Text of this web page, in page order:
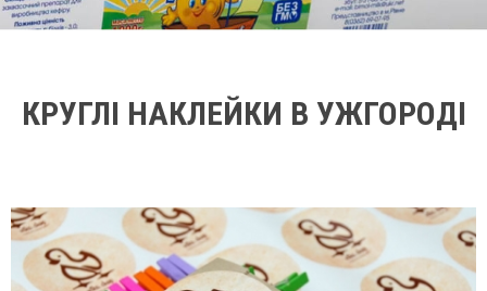
КРУГЛІ НАКЛЕЙКИ В УЖГОРОДІ